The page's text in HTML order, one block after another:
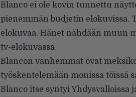
Blanco ei ole kovin tunnettu
pienemmän budjetin elokuvissa.
elokuvaa. Hänet nähdään muun
tv-elokuvassa
Blancon vanhemmat ovat
työskentelemään monissa töissä
Blanco itse syntyi Yhdysvalloissa